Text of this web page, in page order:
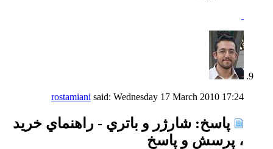
rostamiani said: Wednesday 17 March 2010 17:24
پاسخ: شارژر و باتري - راهنماي خريد
، پرسش و پاسخ